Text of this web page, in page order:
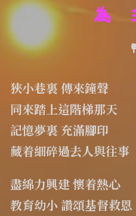
我們的團隊
鴨浸主題曲
講道信息
文章分享
屬靈資源
支持機構
聯絡我們 為
狹小巷裏 傳來鐘聲
同來踏上這階梯那天
記憶夢裏 充滿腳印
藏着細碎過去人與往事
盡綿力興建 懷着熱心
教育幼小 讚頌基督救恩